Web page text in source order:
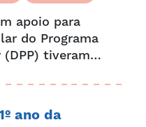
apoio para
do Programa
tiveram
até a quinta
pesquisa
ano da